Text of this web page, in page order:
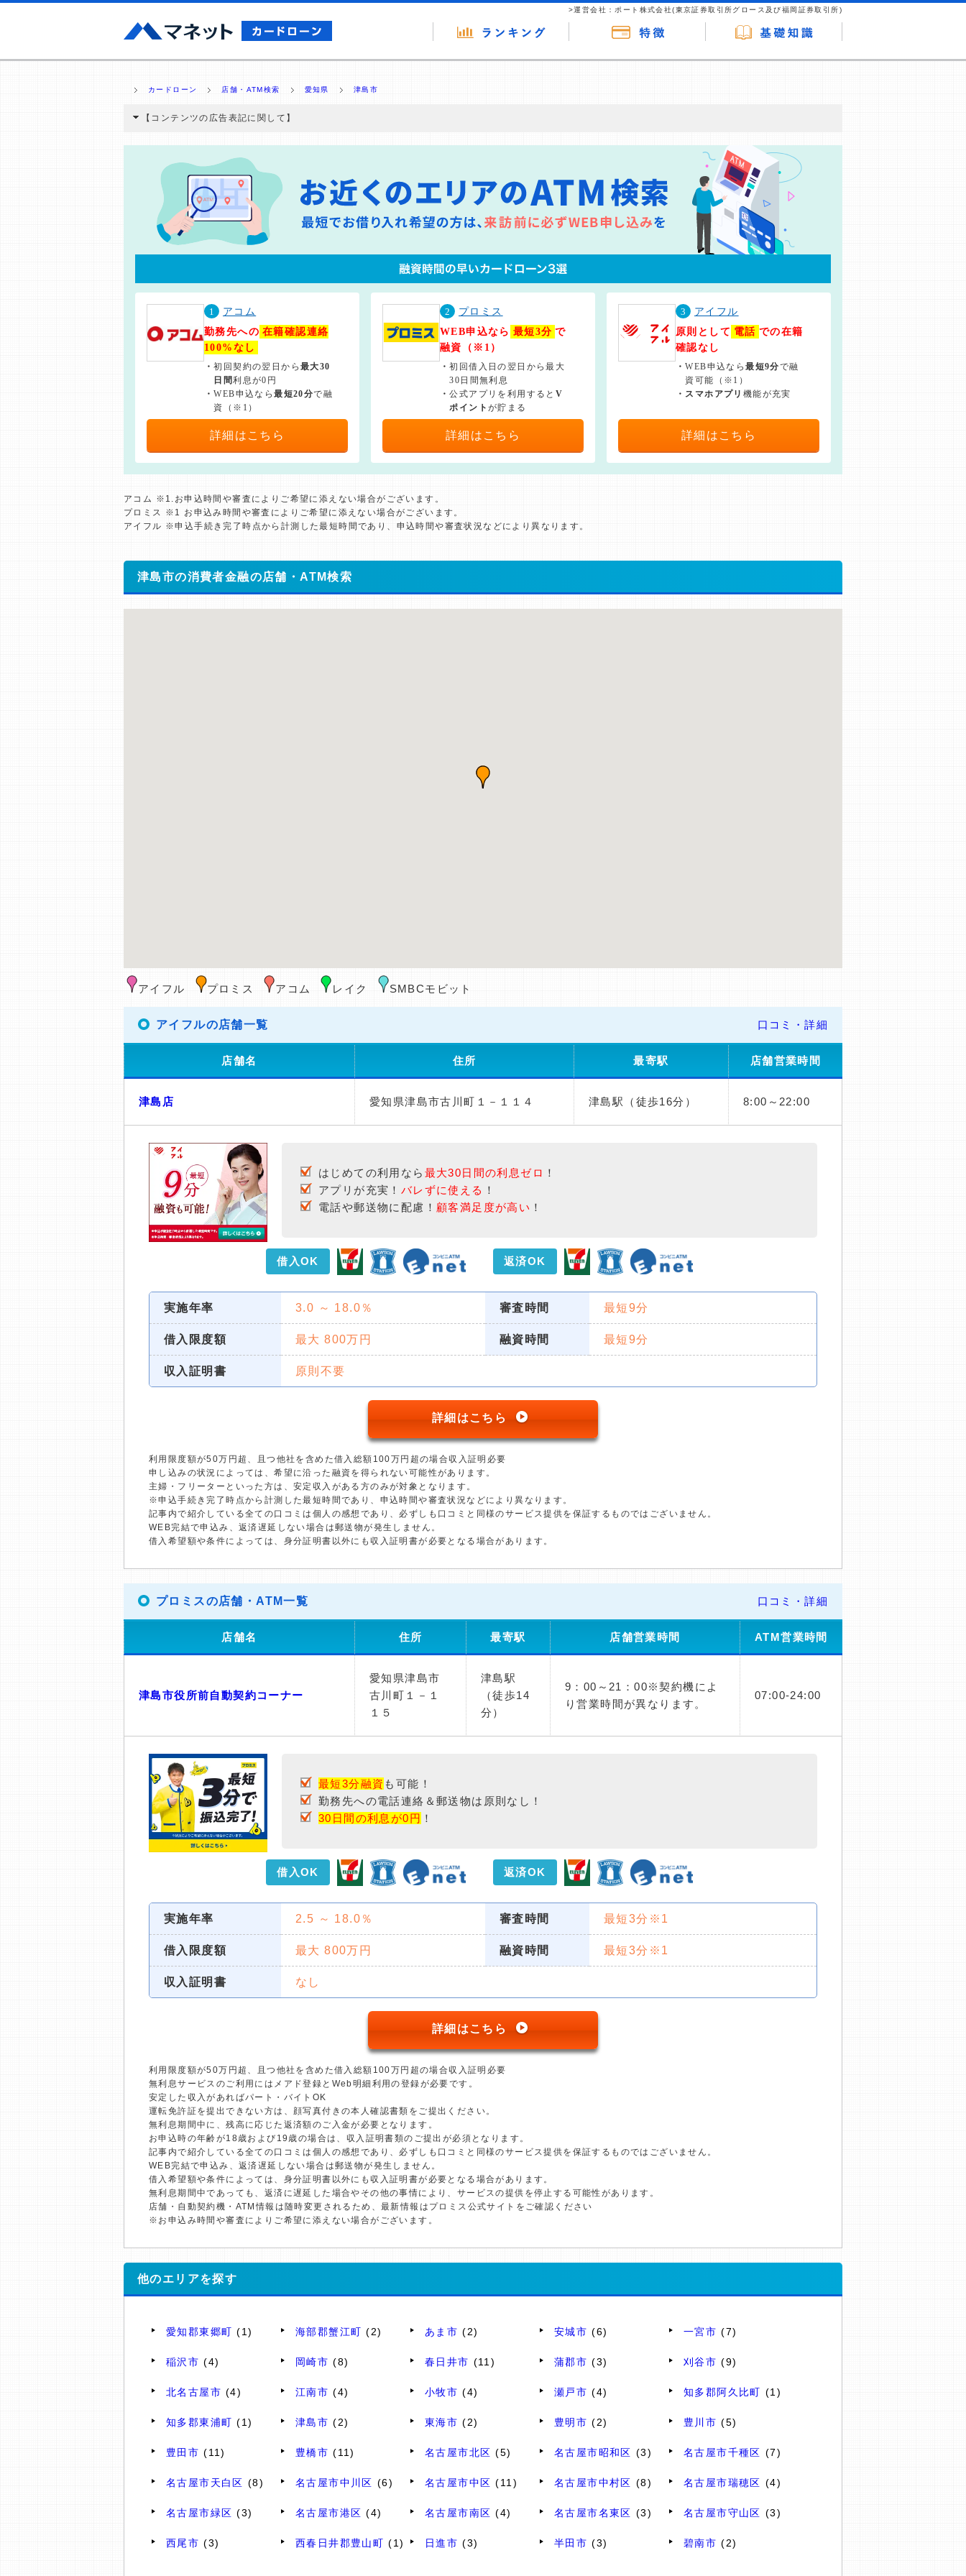
>運営会社：ポート株式会社(東京証券取引所グロース及び福岡証券取引所)
カードローン 店舗・ATM検索 愛知県 津島市
【コンテンツの広告表記に関して】
と弊社に対して企業から紹介報酬が支払われるという収益モデルです。 ただし、特定の商品を根拠なくPRするものではなく、当編集部の調査／ユーザーへの口コ
ミ収集などに基づき、公平性を担保した情報提供を行っています。
>提携企業一覧
1
アコム
勤務先への 在籍確認連絡
100%なし
・初回契約の翌日から最大30
日間利息が0円
・WEB申込なら最短20分で融
資（※1）
詳細はこちら
2
プロミス
WEB申込なら 最短3分 で
融資（※1）
・初回借入日の翌日から最大
30日間無利息
・公式アプリを利用すると V
ポイントが貯まる
詳細はこちら
3
アイフル
原則として 電話 での在籍
確認なし
・WEB申込なら最短9分で融
資可能（※1）
・ スマホアプリ 機能が充実
詳細はこちら
アコム ※1.お申込時間や審査によりご希望に添えない場合がございます。
プロミス ※1 お申込み時間や審査によりご希望に添えない場合がございます。
アイフル ※申込手続き完了時点から計測した最短時間であり、申込時間や審査状況などにより異なります。
津島市の消費者金融の店舗・ATM検索
アイフル プロミス アコム レイク SMBCモビット
アイフルの店舗一覧 口コミ・詳細
店舗名 住所 最寄駅 店舗営業時間
津島店 愛知県津島市古川町１－１１４ 津島駅（徒歩16分） 8:00～22:00
はじめての利用なら 最大30日間の利息ゼロ ！
アプリが充実！ バレずに使える ！
電話や郵送物に配慮！ 顧客満足度が高い ！
借入OK 返済OK
実施年率 3.0 ～ 18.0％ 審査時間 最短9分
借入限度額 最大 800万円 融資時間 最短9分
収入証明書 原則不要
詳細はこちら
利用限度額が50万円超、且つ他社を含めた借入総額100万円超の場合収入証明必要
申し込みの状況によっては、希望に沿った融資を得られない可能性があります。
主婦・フリーターといった方は、安定収入がある方のみが対象となります。
※申込手続き完了時点から計測した最短時間であり、申込時間や審査状況などにより異なります。
記事内で紹介している全ての口コミは個人の感想であり、必ずしも口コミと同様のサービス提供を保証するものではございません。
WEB完結で申込み、返済遅延しない場合は郵送物が発生しません。
借入希望額や条件によっては、身分証明書以外にも収入証明書が必要となる場合があります。
プロミスの店舗・ATM一覧 口コミ・詳細
店舗名 住所 最寄駅 店舗営業時間 ATM営業時間
津島市役所前自動契約コーナー
愛知県津島市
古川町１－１
１５
津島駅
（徒歩14
分）
9：00～21：00※契約機によ
り営業時間が異なります。
07:00-24:00
最短3分融資 も可能！
勤務先への電話連絡＆郵送物は原則なし！
30日間の利息が0円 ！
借入OK 返済OK
実施年率 2.5 ～ 18.0％ 審査時間 最短3分※1
借入限度額 最大 800万円 融資時間 最短3分※1
収入証明書 なし
詳細はこちら
利用限度額が50万円超、且つ他社を含めた借入総額100万円超の場合収入証明必要
無利息サービスのご利用にはメアド登録とWeb明細利用の登録が必要です。
安定した収入があればパート・バイトOK
運転免許証を提出できない方は、顔写真付きの本人確認書類をご提出ください。
無利息期間中に、残高に応じた返済額のご入金が必要となります。
お申込時の年齢が18歳および19歳の場合は、収入証明書類のご提出が必須となります。
記事内で紹介している全ての口コミは個人の感想であり、必ずしも口コミと同様のサービス提供を保証するものではございません。
WEB完結で申込み、返済遅延しない場合は郵送物が発生しません。
借入希望額や条件によっては、身分証明書以外にも収入証明書が必要となる場合があります。
無利息期間中であっても、返済に遅延した場合やその他の事情により、サービスの提供を停止する可能性があります。
店舗・自動契約機・ATM情報は随時変更されるため、最新情報はプロミス公式サイトをご確認ください
※お申込み時間や審査によりご希望に添えない場合がございます。
他のエリアを探す
愛知郡東郷町 (1) 海部郡蟹江町 (2) あま市 (2) 安城市 (6) 一宮市 (7)
稲沢市 (4) 岡崎市 (8) 春日井市 (11) 蒲郡市 (3) 刈谷市 (9)
北名古屋市 (4) 江南市 (4) 小牧市 (4) 瀬戸市 (4) 知多郡阿久比町 (1)
知多郡東浦町 (1) 津島市 (2) 東海市 (2) 豊明市 (2) 豊川市 (5)
豊田市 (11) 豊橋市 (11) 名古屋市北区 (5) 名古屋市昭和区 (3) 名古屋市千種区 (7)
名古屋市天白区 (8) 名古屋市中川区 (6) 名古屋市中区 (11) 名古屋市中村区 (8) 名古屋市瑞穂区 (4)
名古屋市緑区 (3) 名古屋市港区 (4) 名古屋市南区 (4) 名古屋市名東区 (3) 名古屋市守山区 (3)
西尾市 (3) 西春日井郡豊山町 (1) 日進市 (3) 半田市 (3) 碧南市 (2)